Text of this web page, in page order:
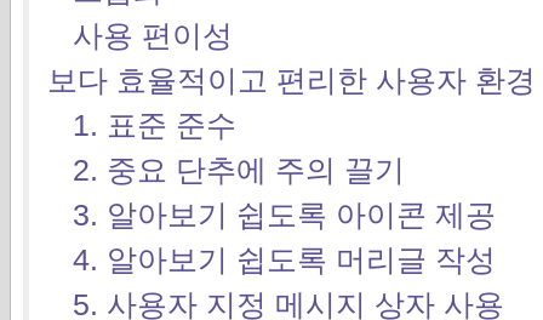
사용 편이성
보다 효율적이고 편리한 사용자 환
1. 표준 준수
2. 중요 단추에 주의 끌기
3. 알아보기 쉽도록 아이콘 제공
4. 알아보기 쉽도록 머리글 작성
5. 사용자 지정 메시지 상자 사용